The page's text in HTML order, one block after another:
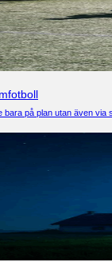
bara på plan utan även